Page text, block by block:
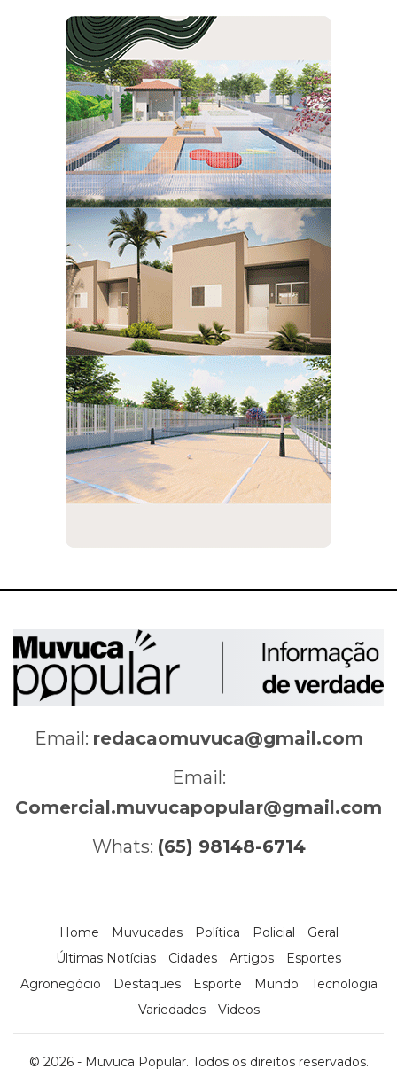
Email: redacaomuvuca@gmail.com
Email:
Comercial.muvucapopular@gmail.com
Whats: (65) 98148-6714
Home Muvucadas Política Policial
Geral
Últimas Notícias
Cidades Artigos
Esportes
Agronegócio
Destaques Esporte Mundo
Tecnologia
Variedades
Videos
© 2026 - Muvuca Popular. Todos os direitos reservados.